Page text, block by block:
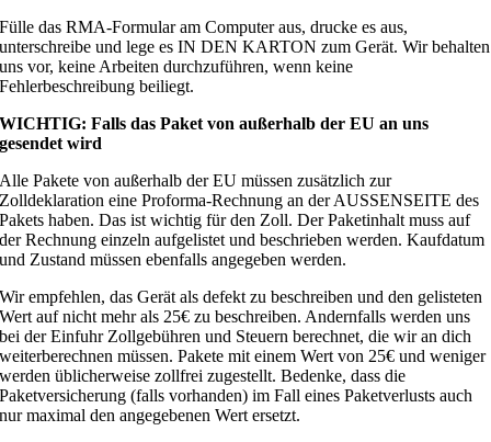
Fülle das RMA-Formular am Computer aus, drucke es aus,
unterschreibe und lege es IN DEN KARTON zum Gerät. Wir behalten
uns vor, keine Arbeiten durchzuführen, wenn keine
Fehlerbeschreibung beiliegt.
WICHTIG: Falls das Paket von außerhalb der EU an uns
gesendet wird
Alle Pakete von außerhalb der EU müssen zusätzlich zur
Zolldeklaration eine Proforma-Rechnung an der AUSSENSEITE des
Pakets haben. Das ist wichtig für den Zoll. Der Paketinhalt muss auf
der Rechnung einzeln aufgelistet und beschrieben werden. Kaufdatum
und Zustand müssen ebenfalls angegeben werden.
Wir empfehlen, das Gerät als defekt zu beschreiben und den gelisteten
Wert auf nicht mehr als 25€ zu beschreiben. Andernfalls werden uns
bei der Einfuhr Zollgebühren und Steuern berechnet, die wir an dich
weiterberechnen müssen. Pakete mit einem Wert von 25€ und weniger
werden üblicherweise zollfrei zugestellt. Bedenke, dass die
Paketversicherung (falls vorhanden) im Fall eines Paketverlusts auch
nur maximal den angegebenen Wert ersetzt.